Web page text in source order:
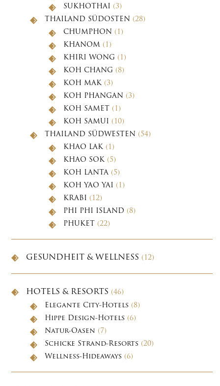
SUKHOTHAI (3)
THAILAND SÜDOSTEN (28)
CHUMPHON (1)
KHANOM (1)
KHIRI WONG (1)
KOH CHANG (8)
KOH MAK(3)
KOH PHANGAN (3)
KOH SAMET (1)
KOH SAMUI (10)
THAILAND SÜDWESTEN (54)
KHAO LAK(1)
KHAO SOK(5)
KOH LANTA (5)
KOH YAO YAI (1)
KRABI (12)
PHI PHI ISLAND (8)
PHUKET (22)
GESUNDHEIT & WELLNESS (12)
HOTELS & RESORTS (46)
Elegante City-Hotels (8)
Hippe Design-Hotels (6)
Natur-Oasen (7)
Schicke Strand-Resorts (20)
Wellness-Hideaways (6)